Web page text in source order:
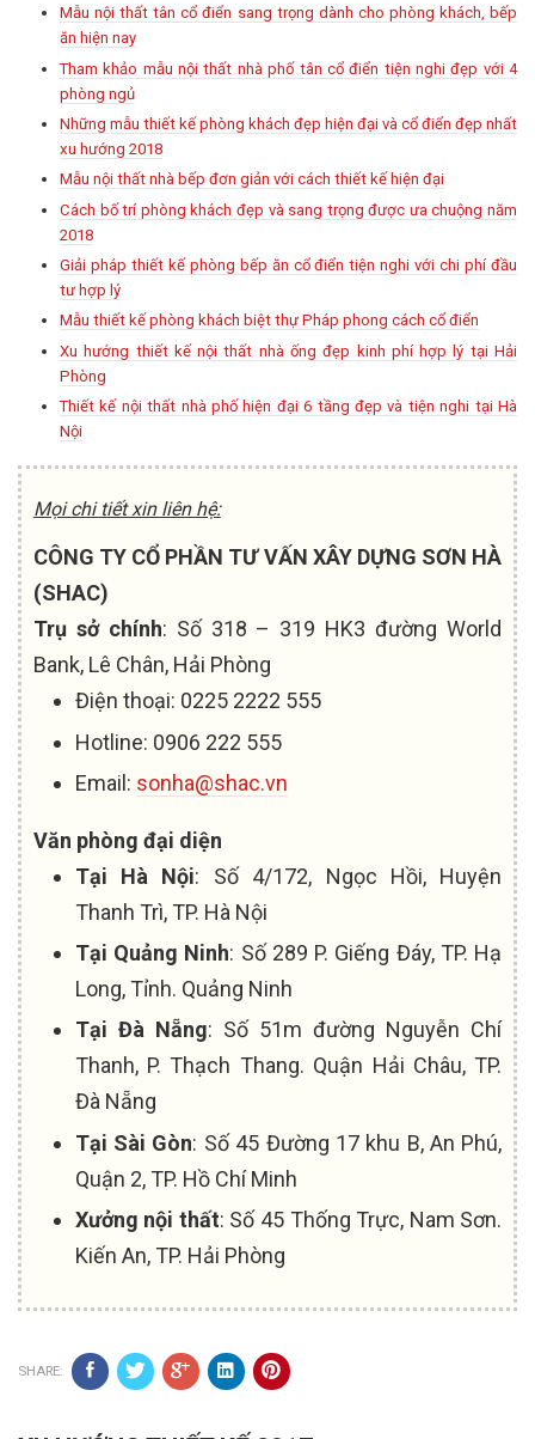
Mẫu nội thất tân cổ điển sang trọng dành cho phòng khách, bếp
ăn hiện nay
Tham khảo mẫu nội thất nhà phố tân cổ điển tiện nghi đẹp với 4
phòng ngủ
Những mẫu thiết kế phòng khách đẹp hiện đại và cổ điển đẹp nhất
xu hướng 2018
Mẫu nội thất nhà bếp đơn giản với cách thiết kế hiện đại
Cách bố trí phòng khách đẹp và sang trọng được ưa chuộng năm
2018
Giải pháp thiết kế phòng bếp ăn cổ điển tiện nghi với chi phí đầu
tư hợp lý
Mẫu thiết kế phòng khách biệt thự Pháp phong cách cổ điển
Xu hướng thiết kế nội thất nhà ống đẹp kinh phí hợp lý tại Hải
Phòng
Thiết kế nội thất nhà phố hiện đại 6 tầng đẹp và tiện nghi tại Hà
Nội
Mọi chi tiết xin liên hệ:
CÔNG TY CỔ PHẦN TƯ VẤN XÂY DỰNG SƠN HÀ
(SHAC)
Trụ sở chính: Số 318 – 319 HK3 đường World
Bank, Lê Chân, Hải Phòng
Điện thoại: 0225 2222 555
Hotline: 0906 222 555
Email: sonha@shac.vn
Văn phòng đại diện
Tại Hà Nội: Số 4/172, Ngọc Hồi, Huyện
Thanh Trì, TP. Hà Nội
Tại Quảng Ninh: Số 289 P. Giếng Đáy, TP. Hạ
Long, Tỉnh. Quảng Ninh
Tại Đà Nẵng: Số 51m đường Nguyễn Chí
Thanh, P. Thạch Thang. Quận Hải Châu, TP.
Đà Nẵng
Tại Sài Gòn: Số 45 Đường 17 khu B, An Phú,
Quận 2, TP. Hồ Chí Minh
Xưởng nội thất: Số 45 Thống Trực, Nam Sơn.
Kiến An, TP. Hải Phòng
SHARE: